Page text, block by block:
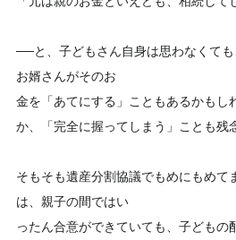
──と、子どもさん自身は思わなくても
お婿さんがそのお
金を「あてにする」こともあるかもし
か、「完全に握ってしまう」ことも残
そもそも遺産分割協議でもめにもめて
は、親子の間ではい
ったん合意ができていても、子どもの